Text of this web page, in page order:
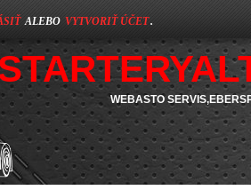
ALEBO VYTVORIŤ ÚČET.
WEBASTO